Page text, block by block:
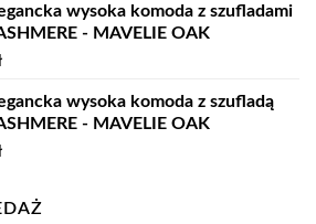
wysoka komoda z szufladami
- MAVELIE OAK
wysoka komoda z szufladą
- MAVELIE OAK